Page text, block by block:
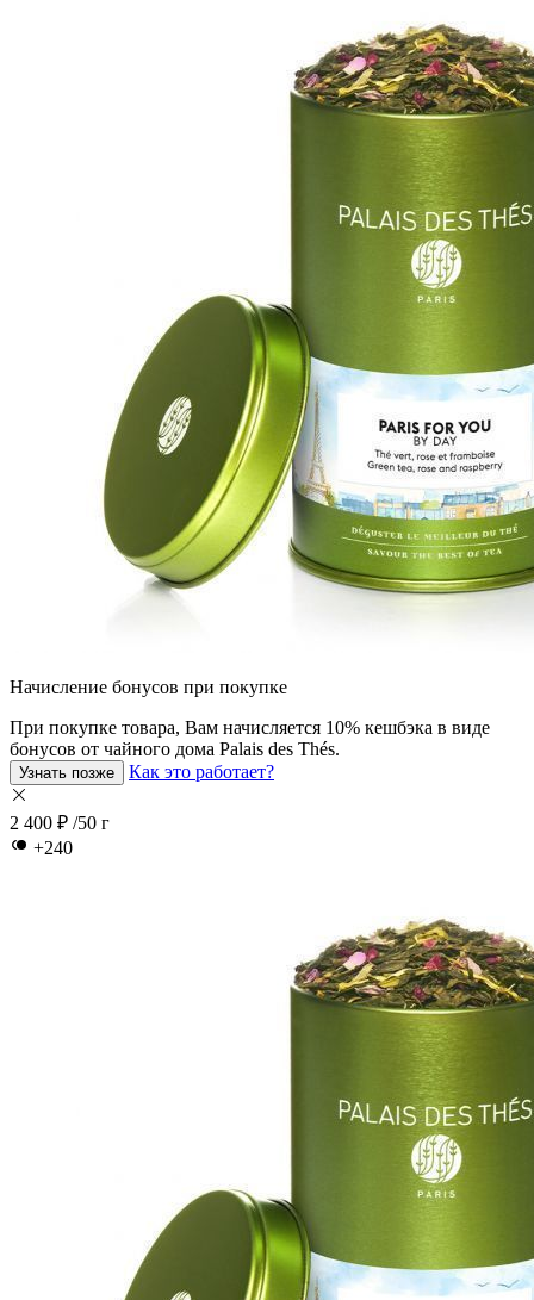
Начисление бонусов при покупке
При покупкe товара, Вам начисляется 10% кешбэка в виде
бонусов от чайного дома Palais des Thés.
Узнать позже Как это работает?
2 400 ₽ /50 г
+240